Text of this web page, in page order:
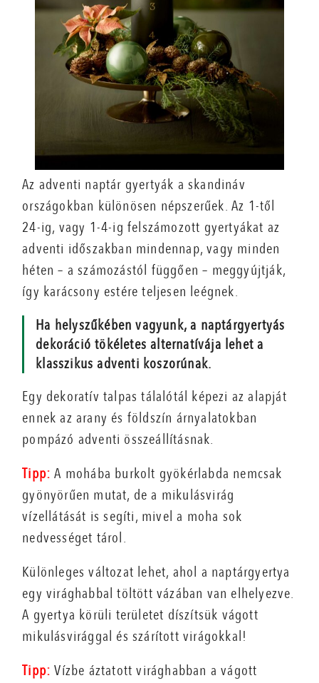
Az adventi naptár gyertyák a skandináv
országokban különösen népszerűek. Az 1-től
24-ig, vagy 1-4-ig felszámozott gyertyákat az
adventi időszakban mindennap, vagy minden
héten – a számozástól függően – meggyújtják,
így karácsony estére teljesen leégnek.
Ha helyszűkében vagyunk, a naptárgyertyás
dekoráció tökéletes alternatívája lehet a
klasszikus adventi koszorúnak.
Egy dekoratív talpas tálalótál képezi az alapját
ennek az arany és földszín árnyalatokban
pompázó adventi összeállításnak.
Tipp: A mohába burkolt gyökérlabda nemcsak
gyönyörűen mutat, de a mikulásvirág
vízellátását is segíti, mivel a moha sok
nedvességet tárol.
Különleges változat lehet, ahol a naptárgyertya
egy virághabbal töltött vázában van elhelyezve.
A gyertya körüli területet díszítsük vágott
mikulásvirággal és szárított virágokkal!
Tipp: Vízbe áztatott virághabban a vágott